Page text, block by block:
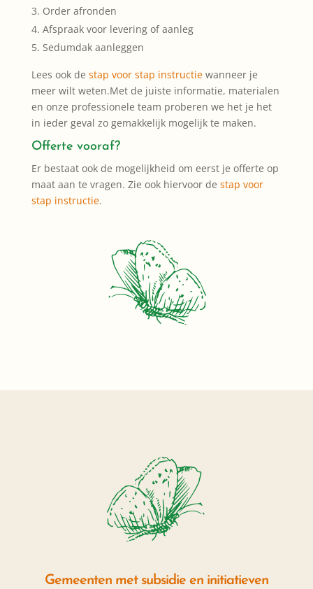
Order afronden
Afspraak voor levering of aanleg
Sedumdak aanleggen
Lees ook de stap voor stap instructiewanneer je
meer wilt weten.Met de juiste informatie, materialen
en onze professionele team proberen we het je het
in ieder geval zo gemakkelijk mogelijk te maken.
Offerte vooraf?
Er bestaat ook de mogelijkheid om eerst je offerte op
maat aan te vragen. Zie ook hiervoor de stap voor
stap instructie.
Gemeenten met subsidie en initiatieven